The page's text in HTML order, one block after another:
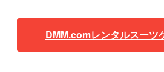
DMM.comレンタルスーツ